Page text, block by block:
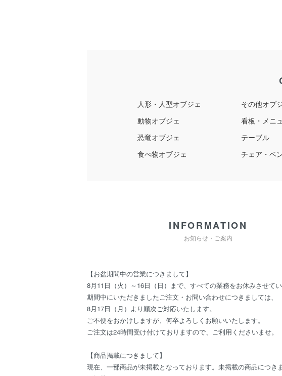
人形・人型オブジェ
動物オブジェ
恐竜オブジェ
食べ物オブジェ
その他オブ
看板・メニ
テーブル
チェア・ベ
INFORMATION
お知らせ・ご案内
【お盆期間中の営業につきまして】
8月11日（火）～16日（日）まで、すべての業務をお休みさせてい
期間中にいただきましたご注文・お問い合わせにつきましては、
8月17日（月）より順次ご対応いたします。
ご不便をおかけしますが、何卒よろしくお願いいたします。
ご注文は24時間受け付けておりますので、ご利用くださいませ。
【商品掲載につきまして】
現在、一部商品が未掲載となっております。未掲載の商品につき